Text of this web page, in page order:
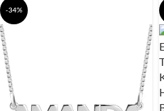
-34%